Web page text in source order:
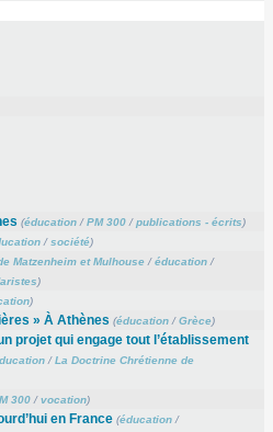
(éducation/PM 300/publications - écrits)
/société)
Matzenheim et Mulhouse/éducation/
)
)
» À Athènes (éducation/Grèce)
projet qui engage tout l’établissement
/La Doctrine Chrétienne de
300/vocation)
en France (éducation/